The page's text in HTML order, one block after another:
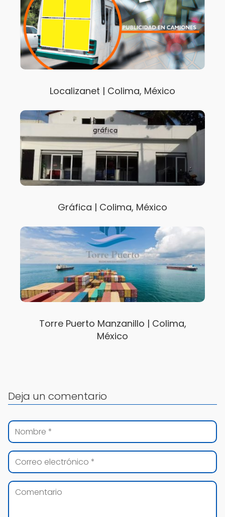
Localizanet | Colima, México
Gráfica | Colima, México
Torre Puerto Manzanillo | Colima,
México
Deja un comentario